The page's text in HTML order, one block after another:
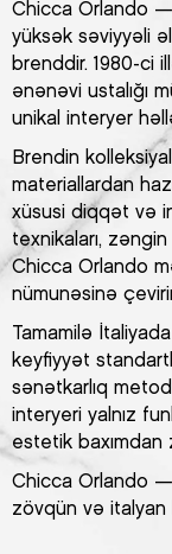
Chicca Orlando
yüksək səviyyəli
brenddir. 1980-ci
ənənəvi ustalığı
unikal interyer
Brendin
materiallardan
xüsusi diqqət və
texnikaları,
Chicca Orlando
nümunəsinə
Tamamilə
keyfiyyət
sənətkarlıq
interyeri yalnız
estetik baxımdan
Chicca Orlando
zövqün və